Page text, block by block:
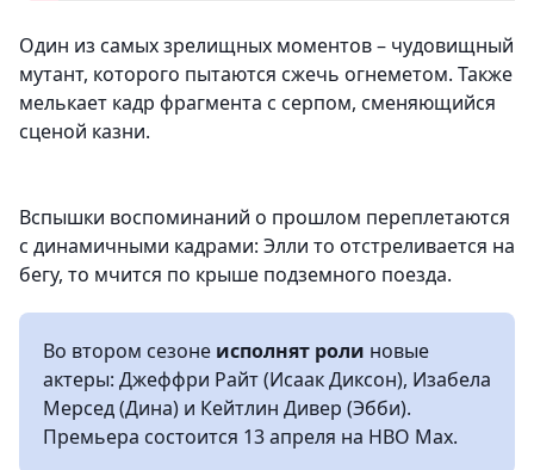
Один из самых зрелищных моментов – чудовищный
мутант, которого пытаются сжечь огнеметом. Также
мелькает кадр фрагмента с серпом, сменяющийся
сценой казни.
Вспышки воспоминаний о прошлом переплетаются
с динамичными кадрами: Элли то отстреливается на
бегу, то мчится по крыше подземного поезда.
Во втором сезоне исполнят роли новые
актеры: Джеффри Райт (Исаак Диксон), Изабела
Мерсед (Дина) и Кейтлин Дивер (Эбби).
Премьера состоится 13 апреля на HBO Max.